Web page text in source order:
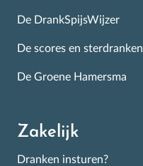
De DrankSpijsWijzer
De scores en sterdranken
De Groene Hamersma
Zakelijk
Dranken insturen?